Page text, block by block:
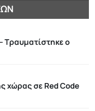
Τραυματίστηκε ο
χώρας σε Red Code